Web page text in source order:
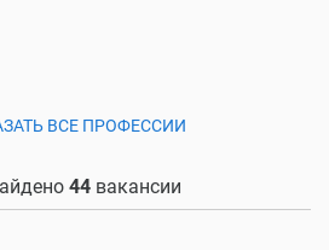
ВСЕ ПРОФЕССИИ
44 вакансии